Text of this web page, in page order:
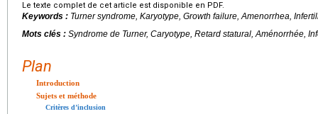
Le texte complet de cet article est disponible en PDF.
Keywords : Turner syndrome, Karyotype, Growth failure, Amenorrhea,
Mots clés : Syndrome de Turner, Caryotype, Retard statural, Aménorrhée,
Plan
Introduction
Sujets et méthode
Critères d’inclusion